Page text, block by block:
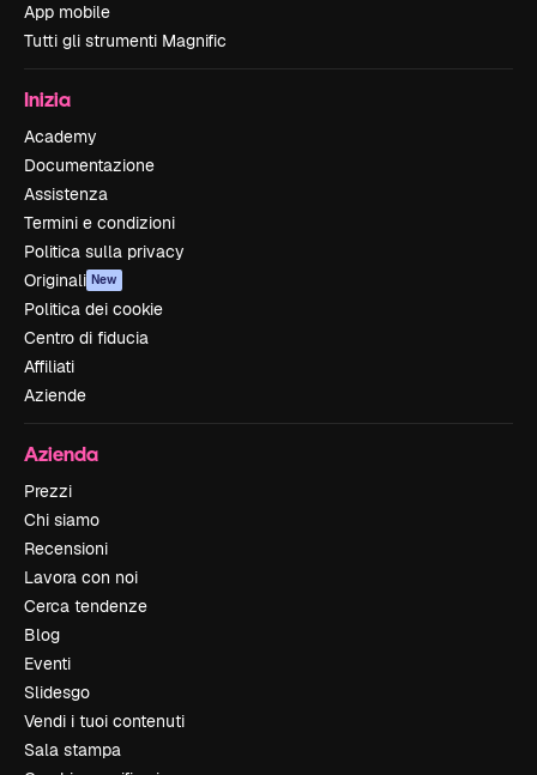
App mobile
Tutti gli strumenti Magnific
Inizia
Academy
Documentazione
Assistenza
Termini e condizioni
Politica sulla privacy
Originali New
Politica dei cookie
Centro di fiducia
Affiliati
Aziende
Azienda
Prezzi
Chi siamo
Recensioni
Lavora con noi
Cerca tendenze
Blog
Eventi
Slidesgo
Vendi i tuoi contenuti
Sala stampa